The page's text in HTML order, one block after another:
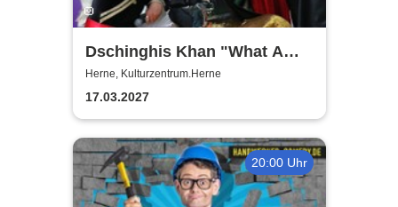
Dschinghis Khan "What A
Wonderful World" - Die
Legende auf Tournee
Herne, Kulturzentrum.Herne
17.03.2027
20:00 Uhr